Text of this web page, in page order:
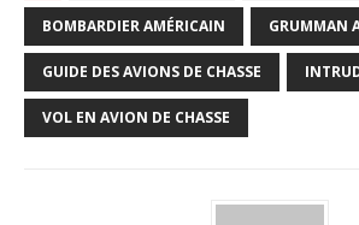
BOMBARDIER AMÉRICAIN GRUMMAN
GUIDE DES AVIONS DE CHASSE
VOL EN AVION DE CHASSE